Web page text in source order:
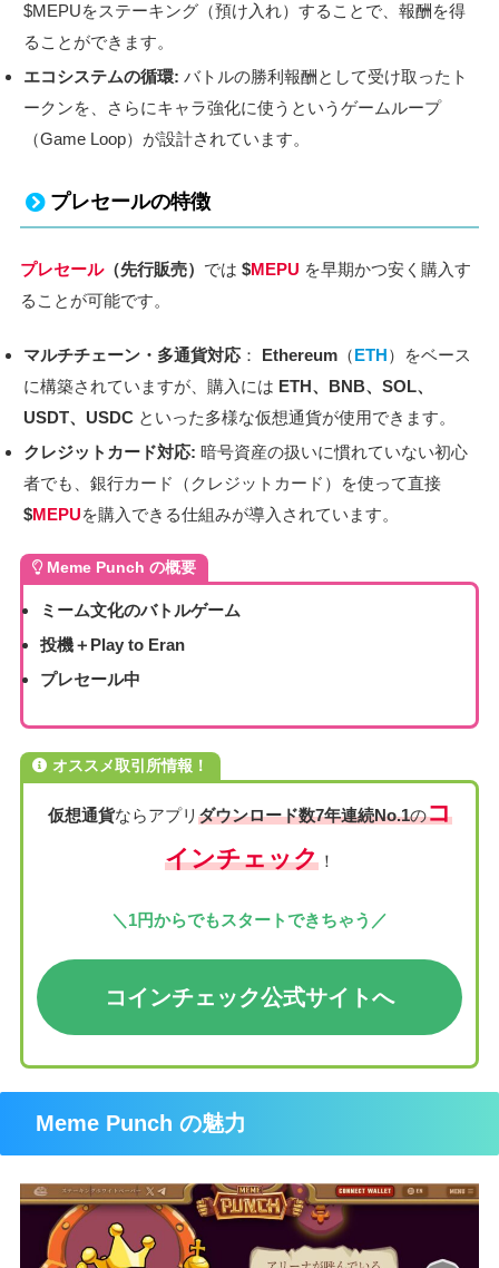
$MEPUをステーキング（預け入れ）することで、報酬を得
ることができます。
エコシステムの循環: バトルの勝利報酬として受け取ったト
ークンを、さらにキャラ強化に使うというゲームループ
（Game Loop）が設計されています。
プレセールの特徴
プレセール（先行販売） では $MEPU を早期かつ安く購入す
ることが可能です。
マルチチェーン・多通貨対応 ： Ethereum （ETH）をベース
に構築されていますが、購入には ETH、BNB、SOL、
USDT、USDC といった多様な仮想通貨が使用できます。
クレジットカード対応: 暗号資産の扱いに慣れていない初心
者でも、銀行カード（クレジットカード）を使って直接
$MEPUを購入できる仕組みが導入されています。
Meme Punch の概要
ミーム文化のバトルゲーム
投機＋Play to Eran
プレセール中
オススメ取引所情報！
仮想通貨ならアプリ ダウンロード数7年連続No.1のコ
インチェック！
＼1円からでもスタートできちゃう／
コインチェック公式サイトへ
Meme Punch の魅力